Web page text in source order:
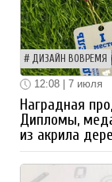
ДИЗАЙН ВОВРЕМЯ
12:08 | 7 июля
Наградная
Дипломы,
из акрила